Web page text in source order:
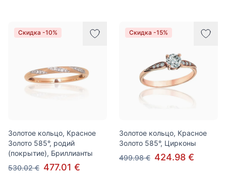
Скидка -10%
Золотое кольцо, Красное
Золото 585°, родий
(покрытие), Бриллианты
530.02 € 477.01 €
Скидка -15%
Золотое кольцо, Красное
Золото 585°, Цирконы
499.98 € 424.98 €